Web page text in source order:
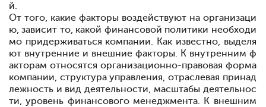
й.
От того, какие факторы воздействуют на организаци
ю, зависит то, какой финансовой политики необходи
мо придерживаться компании. Как известно, выделя
ют внутренние и внешние факторы. К внутренним ф
акторам относятся организационно-правовая форма
компании, структура управления, отраслевая принад
лежность и вид деятельности, масштабы деятельнос
ти, уровень финансового менеджмента. К внешним